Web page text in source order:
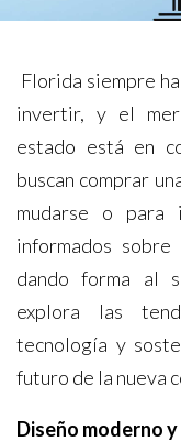
Florida siempre
invertir, y el
estado está en
buscan comprar
mudarse o para
informados
dando forma al
explora las
tecnología y
futuro de la nueva
Diseño moderno